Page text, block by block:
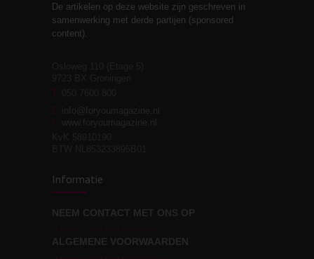
Stiefouderschap en
relaties
moeite!
Wat voor leider wil jij
De artikelen op deze website zijn geschreven in
samenwerking met derde partijen (sponsored
content).
T
E info@foryoumagazine.nl
www.foryoumagazine.nl
Informatie
NEEM CONTACT MET ONS OP
ALGEMENE VOORWAARDEN